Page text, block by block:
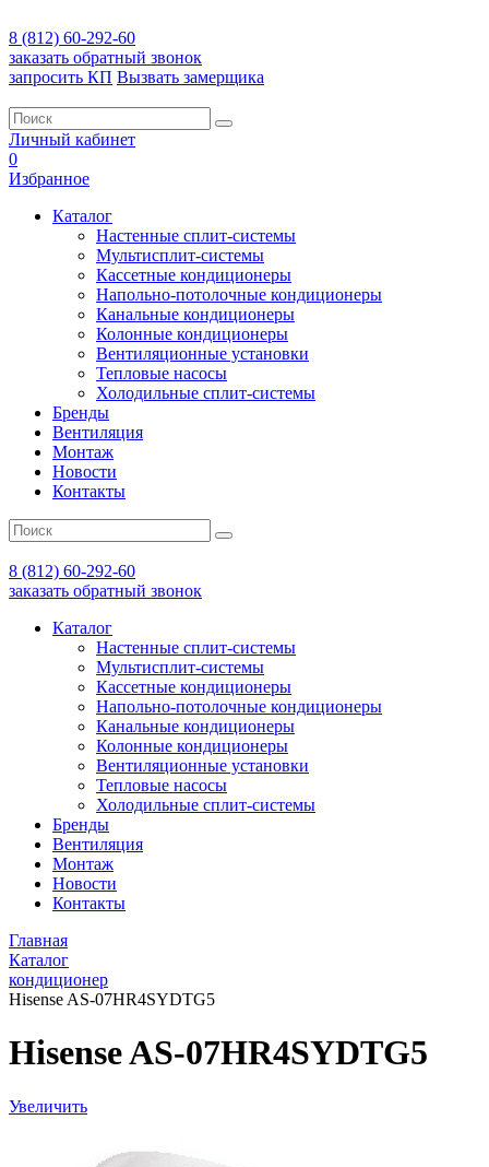
8 (812) 60-292-60
заказать обратный звонок
запросить КП Вызвать замерщика
Личный кабинет
0
Избранное
Каталог
Настенные сплит-системы
Мультисплит-системы
Кассетные кондиционеры
Напольно-потолочные кондиционеры
Канальные кондиционеры
Колонные кондиционеры
Вентиляционные установки
Тепловые насосы
Холодильные сплит-системы
Бренды
Вентиляция
Монтаж
Новости
Контакты
8 (812) 60-292-60
заказать обратный звонок
Каталог
Настенные сплит-системы
Мультисплит-системы
Кассетные кондиционеры
Напольно-потолочные кондиционеры
Канальные кондиционеры
Колонные кондиционеры
Вентиляционные установки
Тепловые насосы
Холодильные сплит-системы
Бренды
Вентиляция
Монтаж
Новости
Контакты
Главная
Каталог
кондиционер
Hisense AS-07HR4SYDTG5
Hisense AS-07HR4SYDTG5
Увеличить